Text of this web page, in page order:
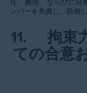
ンバーを免責し、防御
11.
拘束
ての合意